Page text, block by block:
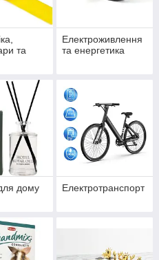
та
Електроживлення
та енергетика
дому Електротранспорт